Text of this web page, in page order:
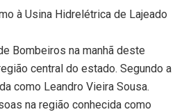
à Usina Hidrelétrica de Lajeado
Bombeiros na manhã deste
central do estado. Segundo a
como Leandro Vieira Sousa.
na região conhecida como